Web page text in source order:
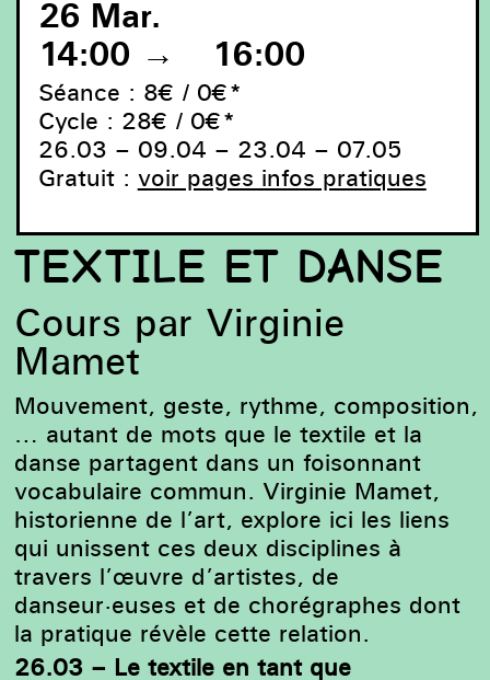
Martha Graham, Lamentation. From the Series Dance
Portfolio. 1935 © Barbara Morgan.
26 Mar.
14:00 → 16:00
Séance : 8€ / 0€*
Cycle : 28€ / 0€*
26.03 – 09.04 – 23.04 – 07.05
Gratuit : voir pages infos pratiques
TEXTILE ET DANSE
Cours par Virginie
Mamet
Mouvement, geste, rythme, composition,
… autant de mots que le textile et la
danse partagent dans un foisonnant
vocabulaire commun. Virginie Mamet,
historienne de l’art, explore ici les liens
qui unissent ces deux disciplines à
travers l’œuvre d’artistes, de
danseur·euses et de chorégraphes dont
la pratique révèle cette relation.
26.03 – Le textile en tant que